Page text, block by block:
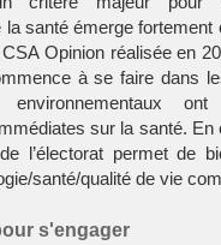
la santé émerge fortement
Opinion réalisée en
à se faire dans
ont
sur la santé. En
l’électorat permet de
santé/qualité de vie
s'engager